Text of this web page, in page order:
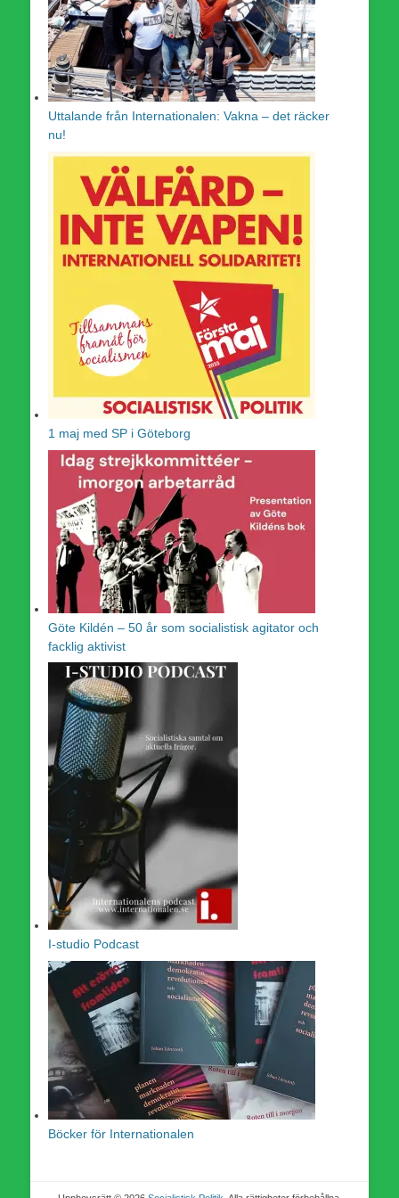
Uttalande från Internationalen: Vakna – det räcker
nu!
1 maj med SP i Göteborg
Göte Kildén – 50 år som socialistisk agitator och
facklig aktivist
I-studio Podcast
Böcker för Internationalen